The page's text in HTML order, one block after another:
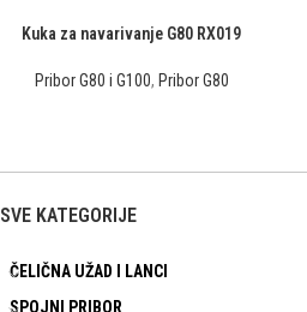
Kuka za navarivanje G80 RX019
Pribor G80 i G100, Pribor G80
SVE KATEGORIJE
ČELIČNA UŽAD I LANCI
SPOJNI PRIBOR